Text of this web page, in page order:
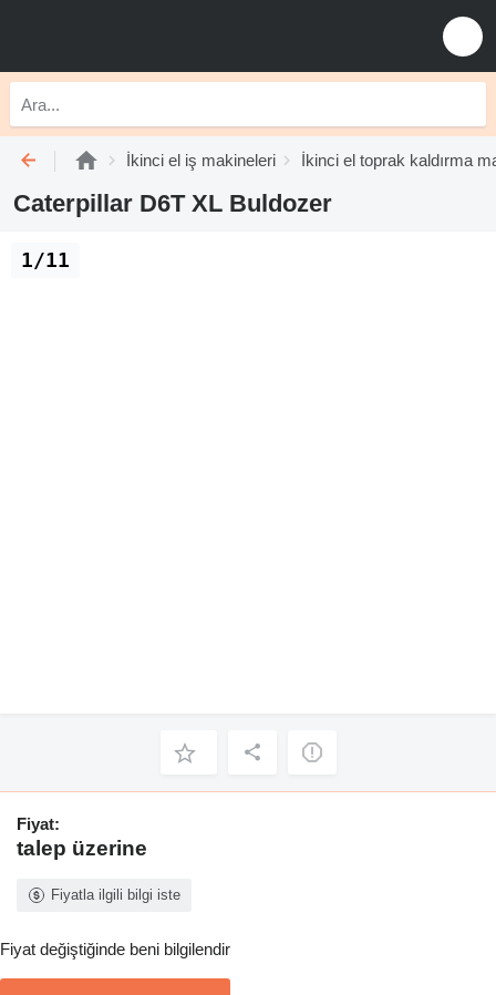
İkinci el iş makineleri İkinci el toprak kaldırma
Caterpillar D6T XL Buldozer
1/11
Fiyat:
talep üzerine
Fiyatla ilgili bilgi iste
Fiyat değiştiğinde beni bilgilendir